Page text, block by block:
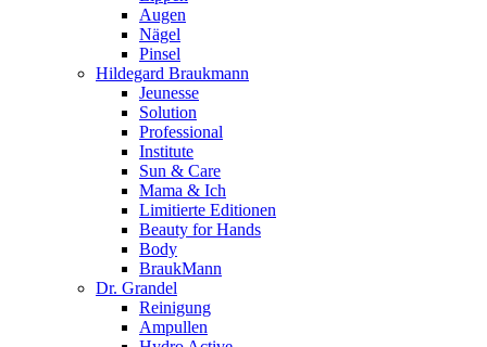
Augen
Nägel
Pinsel
Hildegard Braukmann
Jeunesse
Solution
Professional
Institute
Sun & Care
Mama & Ich
Limitierte Editionen
Beauty for Hands
Body
BraukMann
Dr. Grandel
Reinigung
Ampullen